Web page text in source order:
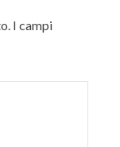
I campi